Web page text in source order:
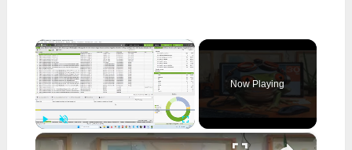
×
Play Unmute
Now Playing
×